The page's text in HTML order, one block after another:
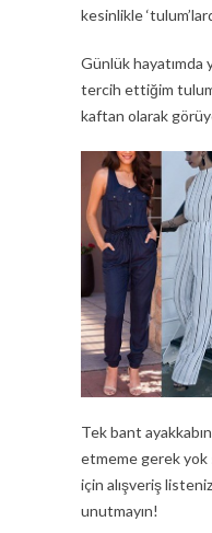
kesinlikle
Günlük hayatımda
tercih ettiğim
kaftan olarak
Tek bant
etmeme gerek yok
için alışveriş
unutmayın!